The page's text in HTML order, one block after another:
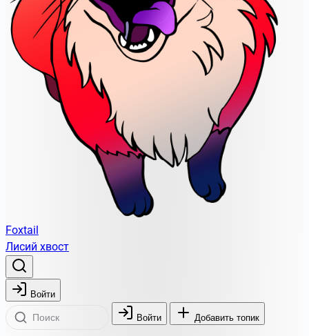
Foxtail
Лисий хвост
Войти
Войти Добавить топик